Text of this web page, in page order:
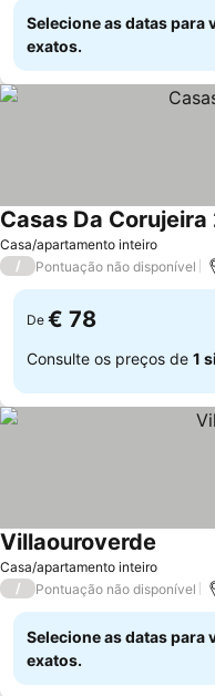
Selecione as datas para
exatos.
Casa/apartamento inteiro
Casas Da Corujeira
/ Pontuação não disponível
De € 78
Consulte os preços de 1
Casa/apartamento inteiro
Villaouroverde
/ Pontuação não disponível
Selecione as datas para
exatos.